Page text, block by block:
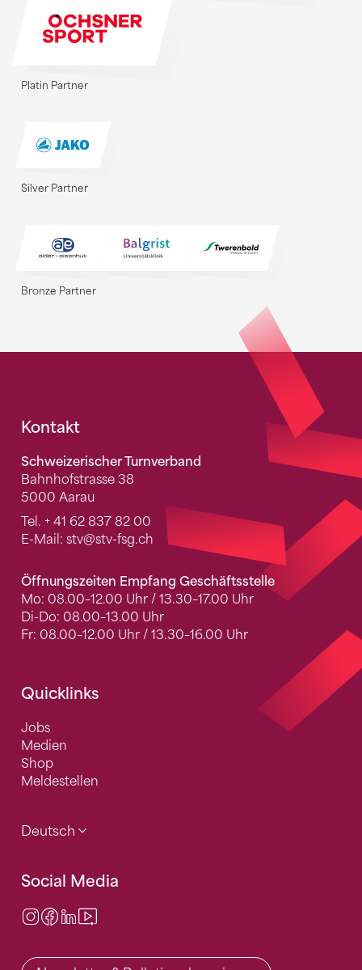
Platin Partner
Silver Partner
Bronze Partner
Fusszeile
Kontakt
Schweizerischer Turnverband
Bahnhofstrasse 38
5000 Aarau
Tel. + 41 62 837 82 00
E-Mail: stv@stv-fsg.ch
Öffnungszeiten Empfang Geschäftsstelle
Mo: 08.00–12.00 Uhr / 13.30–17.00 Uhr
Di-Do: 08.00–13.00 Uhr
Fr: 08.00–12.00 Uhr / 13.30–16.00 Uhr
Quicklinks
Jobs
Medien
Shop
Meldestellen
Deutsch
Social Media
Instagram
Facebook
LinkedIn